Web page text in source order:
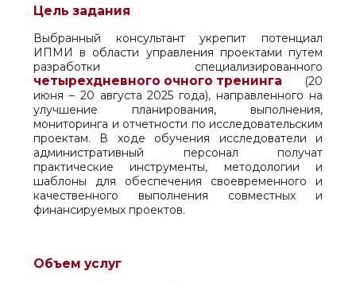
Цель задания
Выбранный консультант укрепит потенциал
ИПМИ в области управления проектами путем
разработки специализированного
четырехдневного очного тренинга (20
июня – 20 августа 2025 года), направленного на
улучшение планирования, выполнения,
мониторинга и отчетности по исследовательским
проектам. В ходе обучения исследователи и
административный персонал получат
практические инструменты, методологии и
шаблоны для обеспечения своевременного и
качественного выполнения совместных и
финансируемых проектов.
Объем услуг